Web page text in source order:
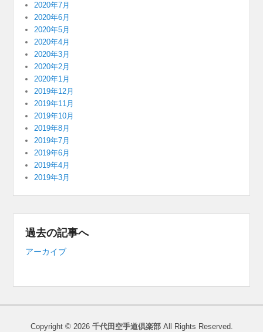
2020年7月
2020年6月
2020年5月
2020年4月
2020年3月
2020年2月
2020年1月
2019年12月
2019年11月
2019年10月
2019年8月
2019年7月
2019年6月
2019年4月
2019年3月
過去の記事へ
アーカイブ
Copyright © 2026 千代田空手道倶楽部All Rights Reserved.